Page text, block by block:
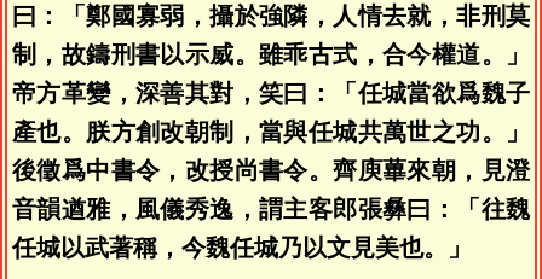
曰：「鄭國寡弱，攝於強隣，人情去就，非刑莫
制，故鑄刑書以示威。雖乖古式，合今權道。」
帝方革變，深善其對，笑曰：「任城當欲爲魏子
產也。朕方創改朝制，當與任城共萬世之功。」
後徵爲中書令，改授尚書令。齊庾蓽來朝，見澄
音韻遒雅，風儀秀逸，謂主客郎張彝曰：「往魏
任城以武著稱，今魏任城乃以文見美也。」